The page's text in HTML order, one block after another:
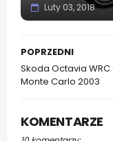
Luty 03, 2018
POPRZEDNI
Skoda Octavia WRC
Monte Carlo 2003
KOMENTARZE